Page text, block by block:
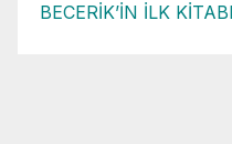
BECERİK’İN İLK